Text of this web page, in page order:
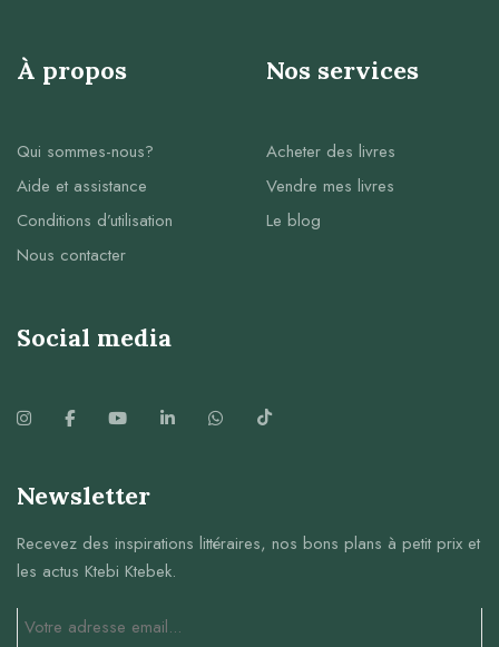
À propos
Qui sommes-nous?
Aide et assistance
Conditions d’utilisation
Nous contacter
Nos services
Acheter des livres
Vendre mes livres
Le blog
Social media
Newsletter
Recevez des inspirations littéraires, nos bons plans à petit prix et
les actus Ktebi Ktebek.